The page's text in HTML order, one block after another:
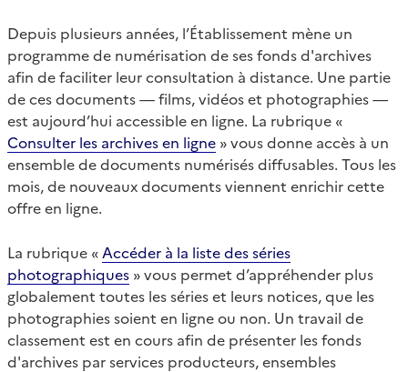
Depuis plusieurs années, l’Établissement mène un
programme de numérisation de ses fonds d'archives
afin de faciliter leur consultation à distance. Une partie
de ces documents — films, vidéos et photographies —
est aujourd’hui accessible en ligne. La rubrique «
Consulter les archives en ligne » vous donne accès à un
ensemble de documents numérisés diffusables. Tous les
mois, de nouveaux documents viennent enrichir cette
offre en ligne.
La rubrique « Accéder à la liste des séries
photographiques » vous permet d’appréhender plus
globalement toutes les séries et leurs notices, que les
photographies soient en ligne ou non. Un travail de
classement est en cours afin de présenter les fonds
d'archives par services producteurs, ensembles